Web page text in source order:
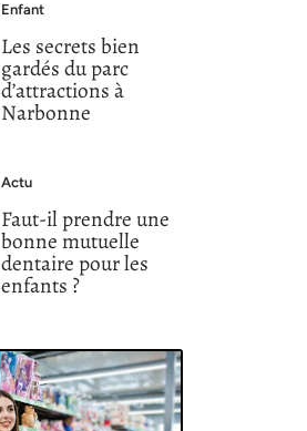
Enfant
Les secrets bien
gardés du parc
d’attractions à
Narbonne
Actu
Faut-il prendre une
bonne mutuelle
dentaire pour les
enfants ?